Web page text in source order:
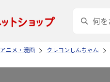
アニメ・漫画 クレヨンしんちゃん